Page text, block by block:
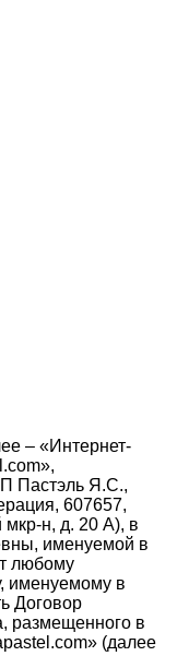
– «Интернет-
Пастэль Я.С.,
607657,
мкр-н, д. 20 А), в
именуемой в
любому
именуемому в
Договор
размещенного в
(далее